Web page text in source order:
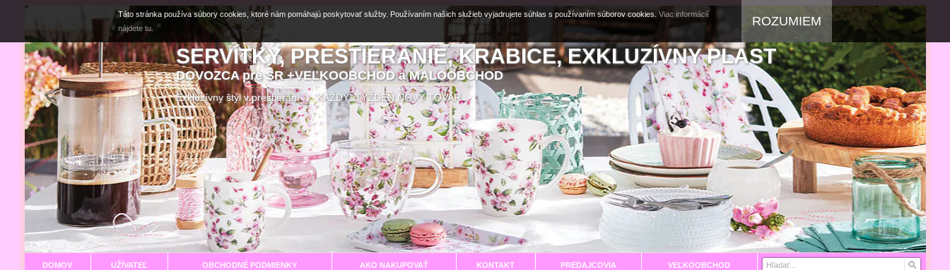
SERVÍTKY, PRESTIERANIE, KRABICE, EXKLUZÍVNY PLAST
DOVOZCA pre SR +VEĽKOOBCHOD a MALOOBCHOD
Exkluzívny štýl v prestieraní KAŽDÝ TÝŽDEŇ NOVÝ TOVAR
DOMOV UŽÍVATEĽ OBCHODNÉ PODMIENKY AKO NAKUPOVAŤ KONTAKT PREDAJCOVIA VEĽKOOBCHOD
Táto stránka používa súbory cookies, ktoré nám pomáhajú poskytovať služby. Používaním našich služieb vyjadrujete súhlas s používaním súborov cookies. Viac informácií
nájdete tu.
ROZUMIEM